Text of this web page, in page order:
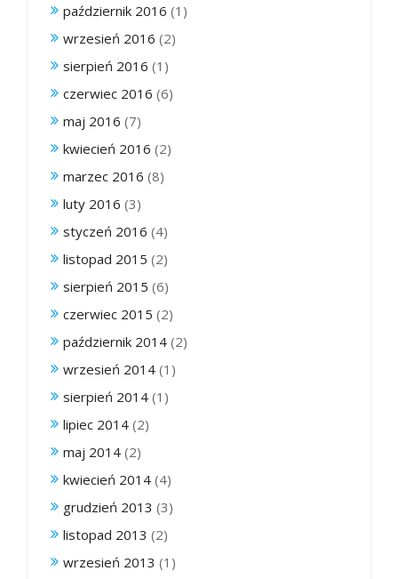
październik 2016 (1)
wrzesień 2016 (2)
sierpień 2016 (1)
czerwiec 2016 (6)
maj 2016 (7)
kwiecień 2016 (2)
marzec 2016 (8)
luty 2016 (3)
styczeń 2016 (4)
listopad 2015 (2)
sierpień 2015 (6)
czerwiec 2015 (2)
październik 2014 (2)
wrzesień 2014 (1)
sierpień 2014 (1)
lipiec 2014 (2)
maj 2014 (2)
kwiecień 2014 (4)
grudzień 2013 (3)
listopad 2013 (2)
wrzesień 2013 (1)